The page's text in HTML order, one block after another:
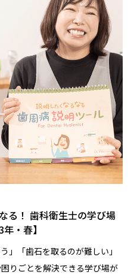
る！ 歯科衛生士の学び場
・春】
」「歯石を取るのが難しい」
りごとを解決できる学び場が